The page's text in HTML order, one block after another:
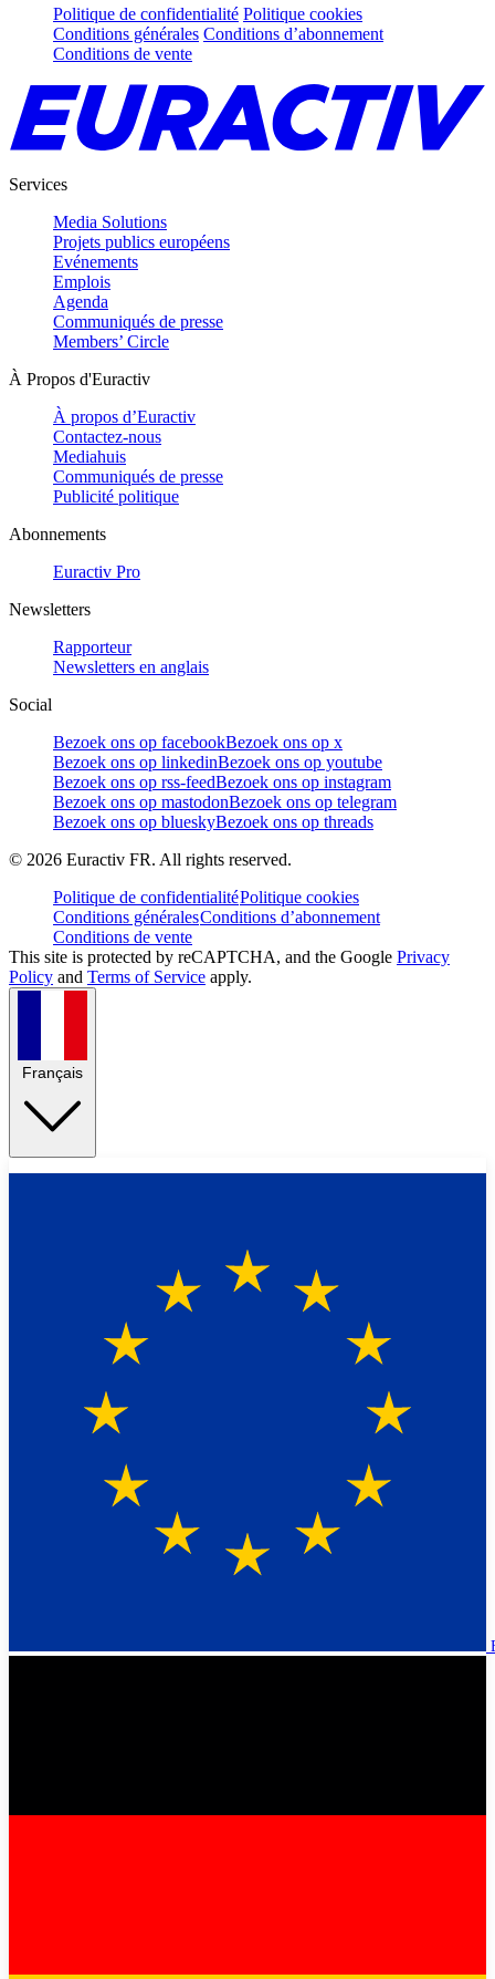
Politique de confidentialité Politique cookies
Conditions générales Conditions d’abonnement
Conditions de vente
Services
Media Solutions
Projets publics européens
Evénements
Emplois
Agenda
Communiqués de presse
Members’ Circle
À Propos d'Euractiv
À propos d’Euractiv
Contactez-nous
Mediahuis
Communiqués de presse
Publicité politique
Abonnements
Euractiv Pro
Newsletters
Rapporteur
Newsletters en anglais
Social
Bezoek ons op facebookBezoek ons op x
Bezoek ons op linkedinBezoek ons op youtube
Bezoek ons op rss-feedBezoek ons op instagram
Bezoek ons op mastodonBezoek ons op telegram
Bezoek ons op blueskyBezoek ons op threads
© 2026 Euractiv FR. All rights reserved.
Politique de confidentialitéPolitique cookies
Conditions généralesConditions d’abonnement
Conditions de vente
This site is protected by reCAPTCHA, and the Google Privacy
Policy and Terms of Service apply.
Français